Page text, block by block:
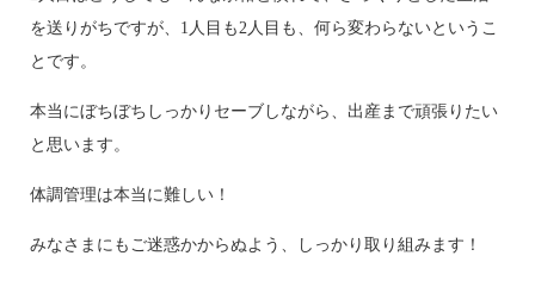
を送りがちですが、1人目も2人目も、何ら変わらないというこ
とです。
本当にぼちぼちしっかりセーブしながら、出産まで頑張りたい
と思います。
体調管理は本当に難しい！
みなさまにもご迷惑かからぬよう、しっかり取り組みます！